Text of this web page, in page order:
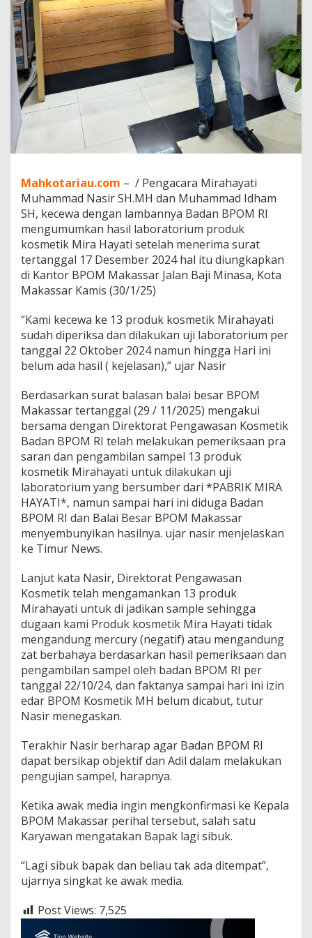
l
u
r
u
l
r
W
t
u
d
M
e
n
g
u
m
u
m
k
n
H
a
s
i
L
a
b
o
r
a
t
r
i
u
m
M
R
I
A
d
a
A
p
a
Y
a
.
Mahkotariau.com – / Pengacara Mirahayati
Muhammad Nasir SH.MH dan Muhammad Idham
SH, kecewa dengan lambannya Badan BPOM RI
mengumumkan hasil laboratorium produk
kosmetik Mira Hayati setelah menerima surat
tertanggal 17 Desember 2024 hal itu diungkapkan
di Kantor BPOM Makassar Jalan Baji Minasa, Kota
Makassar Kamis (30/1/25)
“Kami kecewa ke 13 produk kosmetik Mirahayati
sudah diperiksa dan dilakukan uji laboratorium per
tanggal 22 Oktober 2024 namun hingga Hari ini
belum ada hasil ( kejelasan),” ujar Nasir
Berdasarkan surat balasan balai besar BPOM
Makassar tertanggal (29 / 11/2025) mengakui
bersama dengan Direktorat Pengawasan Kosmetik
Badan BPOM RI telah melakukan pemeriksaan pra
saran dan pengambilan sampel 13 produk
kosmetik Mirahayati untuk dilakukan uji
laboratorium yang bersumber dari *PABRIK MIRA
HAYATI*, namun sampai hari ini diduga Badan
BPOM RI dan Balai Besar BPOM Makassar
menyembunyikan hasilnya. ujar nasir menjelaskan
ke Timur News.
Lanjut kata Nasir, Direktorat Pengawasan
Kosmetik telah mengamankan 13 produk
Mirahayati untuk di jadikan sample sehingga
dugaan kami Produk kosmetik Mira Hayati tidak
mengandung mercury (negatif) atau mengandung
zat berbahaya berdasarkan hasil pemeriksaan dan
pengambilan sampel oleh badan BPOM RI per
tanggal 22/10/24, dan faktanya sampai hari ini izin
edar BPOM Kosmetik MH belum dicabut, tutur
Nasir menegaskan.
Terakhir Nasir berharap agar Badan BPOM RI
dapat bersikap objektif dan Adil dalam melakukan
pengujian sampel, harapnya.
Ketika awak media ingin mengkonfirmasi ke Kepala
BPOM Makassar perihal tersebut, salah satu
Karyawan mengatakan Bapak lagi sibuk.
“Lagi sibuk bapak dan beliau tak ada ditempat”,
ujarnya singkat ke awak media.
Post Views: 7,525